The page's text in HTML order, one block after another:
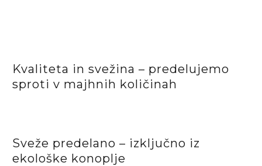
Kvaliteta in svežina – predelujemo
sproti v majhnih količinah
Sveže predelano – izključno iz
ekološke konoplje